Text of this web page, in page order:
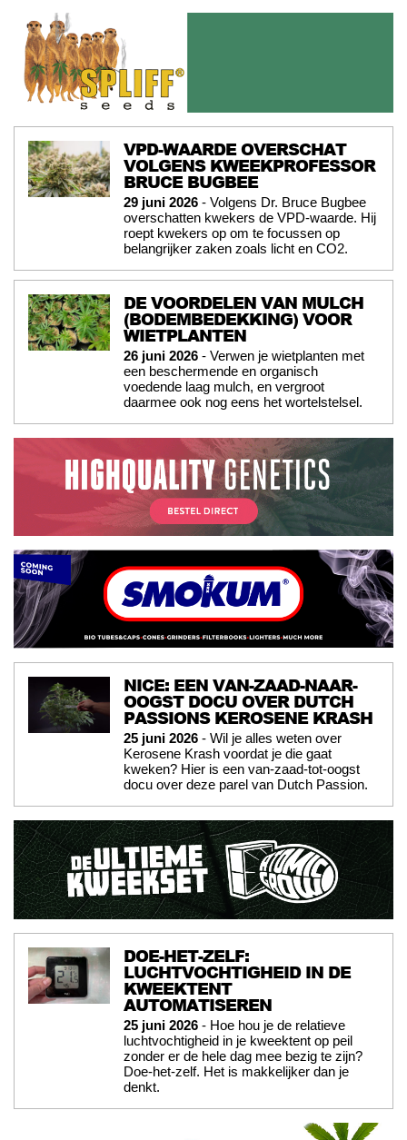
VPD-WAARDE OVERSCHAT
VOLGENS KWEEKPROFESSOR
BRUCE BUGBEE
29 juni 2026 - Volgens Dr. Bruce Bugbee
overschatten kwekers de VPD-waarde. Hij
roept kwekers op om te focussen op
belangrijker zaken zoals licht en CO2.
DE VOORDELEN VAN MULCH
(BODEMBEDEKKING) VOOR
WIETPLANTEN
26 juni 2026 - Verwen je wietplanten met
een beschermende en organisch
voedende laag mulch, en vergroot
daarmee ook nog eens het wortelstelsel.
NICE: EEN VAN-ZAAD-NAAR-
OOGST DOCU OVER DUTCH
PASSIONS KEROSENE KRASH
25 juni 2026 - Wil je alles weten over
Kerosene Krash voordat je die gaat
kweken? Hier is een van-zaad-tot-oogst
docu over deze parel van Dutch Passion.
DOE-HET-ZELF:
LUCHTVOCHTIGHEID IN DE
KWEEKTENT
AUTOMATISEREN
25 juni 2026 - Hoe hou je de relatieve
luchtvochtigheid in je kweektent op peil
zonder er de hele dag mee bezig te zijn?
Doe-het-zelf. Het is makkelijker dan je
denkt.